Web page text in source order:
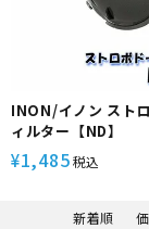
INON/イノン スト
ィルター【ND】
¥1,485税込
新着順